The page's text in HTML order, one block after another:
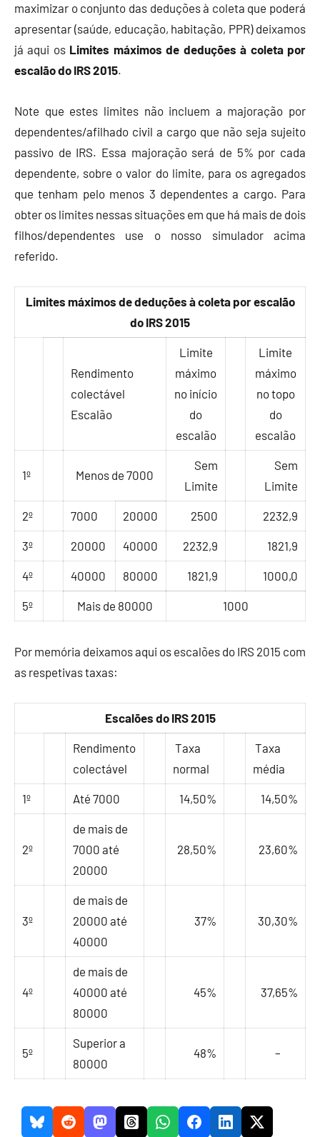
maximizar o conjunto das deduções à coleta que poderá
apresentar (saúde, educação, habitação, PPR) deixamos
já aqui os Limites máximos de deduções à coleta por
escalão do IRS 2015.
Note que estes limites não incluem a majoração por
dependentes/afilhado civil a cargo que não seja sujeito
passivo de IRS. Essa majoração será de 5% por cada
dependente, sobre o valor do limite, para os agregados
que tenham pelo menos 3 dependentes a cargo. Para
obter os limites nessas situações em que há mais de dois
filhos/dependentes use o nosso simulador acima
referido.
Limites máximos de deduções à coleta por escalão
do IRS 2015
Rendimento
colectável
Escalão
Limite
máximo
no início
do
escalão
Limite
máximo
no topo
do
escalão
1º Menos de 7000
Sem
Limite
Sem
Limite
2º 7000 20000 2500 2232,9
3º 20000 40000 2232,9 1821,9
4º 40000 80000 1821,9 1000,0
5º Mais de 80000 1000
Por memória deixamos aqui os escalões do IRS 2015 com
as respetivas taxas:
Escalões do IRS 2015
Rendimento
colectável
Taxa
normal
Taxa
média
1º Até 7000 14,50% 14,50%
2º
de mais de
7000 até
20000
28,50% 23,60%
3º
de mais de
20000 até
40000
37% 30,30%
4º
de mais de
40000 até
80000
45% 37,65%
5º
Superior a
80000
48% –